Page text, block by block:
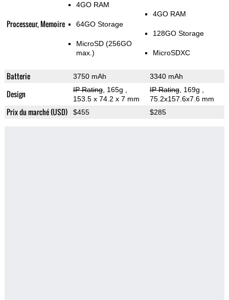
Processeur, Memoire
4GO RAM
64GO Storage
MicroSD (256GO
max.)
4GO RAM
128GO Storage
MicroSDXC
Batterie 3750 mAh 3340 mAh
Design IP Rating, 165g
153.5 x 74.2 x 7 mm
IP Rating, 169g
75.2x157.6x7.6 mm
Prix du marché (USD) $455 $285